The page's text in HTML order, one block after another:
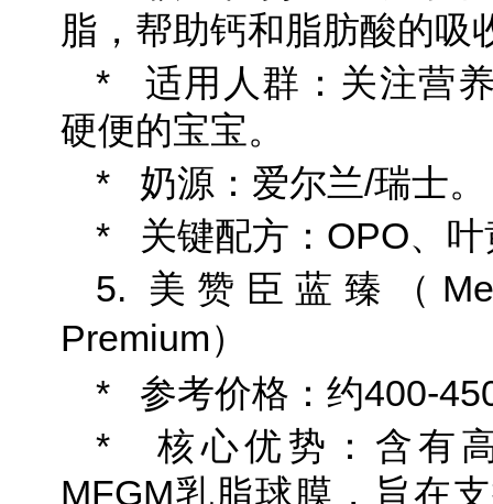
脂，帮助钙和脂肪酸的吸
* 适用人群：关注营
硬便的宝宝。
* 奶源：爱尔兰/瑞士。
* 关键配方：OPO、叶
5. 美赞臣蓝臻（
Premium）
* 参考价格：约400-
* 核心优势：含有
MFGM乳脂球膜，旨在